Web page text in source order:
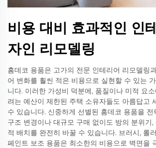
비용 대비 효과적인 인
자인 리모델링
홈데코 용품은 고가의 전문 인테리어 리모델링
어 변화를 훨씬 적은 비용으로 실현할 수 있는
니다. 이러한 가성비 덕분에, 품질이나 미적 요
려는 예산이 제한된 주택 소유자들도 아름답고
수 있습니다. 신중하게 선별된 홈데코 용품을 전
구조 변경이나 대규모 구매 없이도 방의 분위기
적 배치를 완전히 바꿀 수 있습니다. 브러시, 롤
페인트 보조 용품은 최소한의 비용으로 벽면을